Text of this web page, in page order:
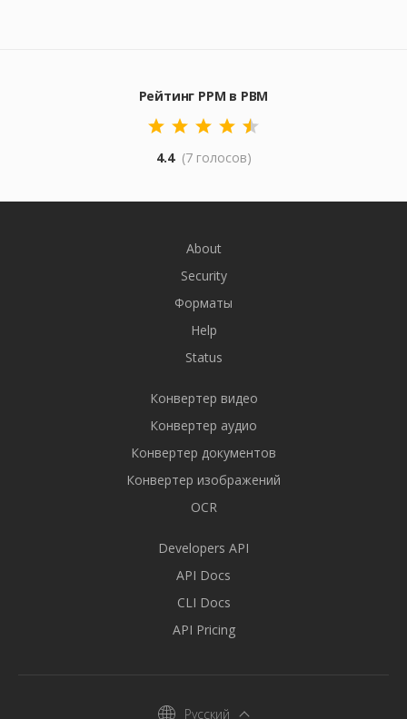
Рейтинг PPM в PBM
4.4 (7 голосов)
About
Security
Форматы
Help
Status
Конвертер видео
Конвертер аудио
Конвертер документов
Конвертер изображений
OCR
Developers API
API Docs
CLI Docs
API Pricing
Русский